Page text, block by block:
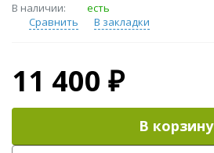
В наличии: есть
Сравнить В закладки
11 400 ₽
В корзину